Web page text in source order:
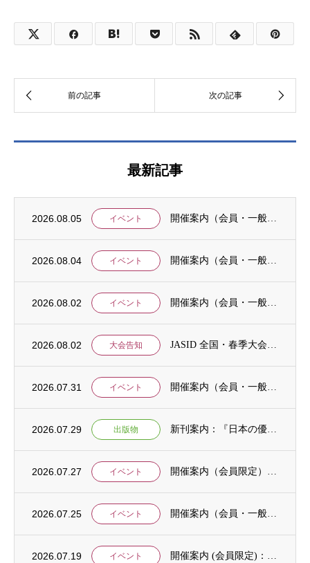
最新記事
2026.08.05 イベント 開催案内（会員・一般）：8/15 清末愛砂さん「女と戦争」＠上智大
2026.08.04 イベント 開催案内（会員・一般）：神戸大学ユネスコチェア開催セミナーのご案内
2026.08.02 イベント 開催案内（会員・一般）：「みんなのSDGs」セッション「今こそ考えるSDGsと戦争・平...
2026.08.02 大会告知 JASID 全国・春季大会：JASIDブックトーク報告募集
2026.07.31 イベント 開催案内（会員・一般）：IDCJ主催 第52回プロフェッショナル統計分析ワークショップ...
2026.07.29 出版物 新刊案内：『日本の優位性が通用しないという戦略ー地域の文化を考えた競争優位ー』ご案内
2026.07.27 イベント 開催案内（会員限定）：【8/6 公開シンポジウムのご案内】「持続可能で包括的な移住ガバ...
2026.07.25 イベント 開催案内（会員・一般）：【イベント案内】地域資源を生かしたキウイ農園での夏キャンプ「農...
2026.07.19 イベント 開催案内 (会員限定)：第4回 開発援助における技術協力部会（8月4日開催）